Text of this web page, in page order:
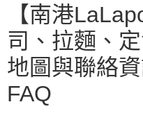
【南港
司、拉麵、
地圖與聯絡
FAQ